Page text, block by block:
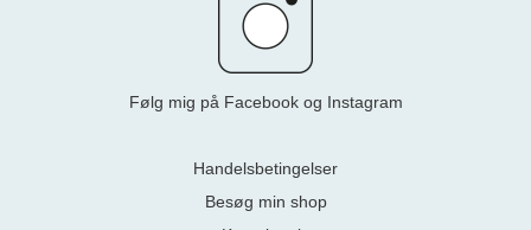
Følg mig på Facebook og Instagram
Handelsbetingelser
Besøg min shop